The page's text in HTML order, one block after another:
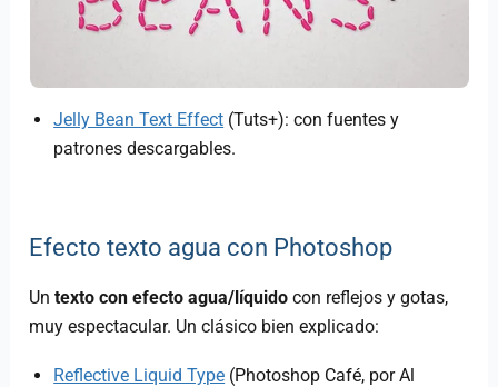
Jelly Bean Text Effect (Tuts+): con fuentes y
patrones descargables.
Efecto texto agua con Photoshop
Untexto con efecto agua/líquido con reflejos y gotas,
muy espectacular. Un clásico bien explicado:
Reflective Liquid Type (Photoshop Café, por Al